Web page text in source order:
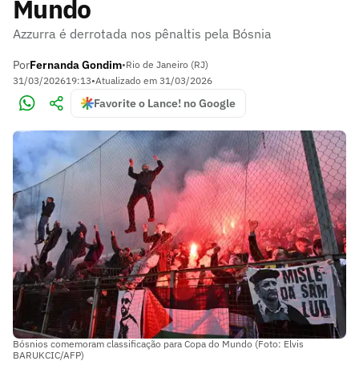
Mundo
Azzurra é derrotada nos pênaltis pela Bósnia
PorFernanda Gondim•Rio de Janeiro (RJ)
31/03/202619:13•Atualizado em 31/03/2026
Favorite o Lance! no Google
Bósnios comemoram classificação para Copa do Mundo (Foto: Elvis
BARUKCIC/AFP)